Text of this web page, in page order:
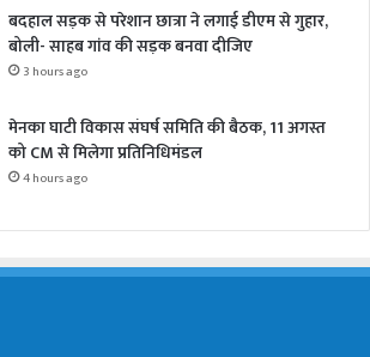
बदहाल सड़क से परेशान छात्रा ने लगाई डीएम से गुहार,
बोली- साहब गांव की सड़क बनवा दीजिए
3 hours ago
मेनका घाटी विकास संघर्ष समिति की बैठक, 11 अगस्त
को CM से मिलेगा प्रतिनिधिमंडल
4 hours ago